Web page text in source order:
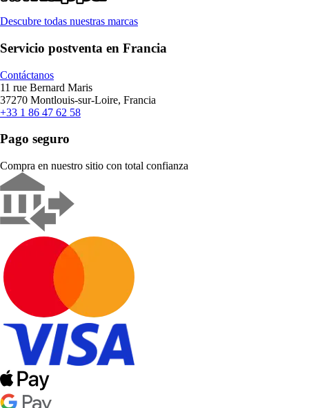
Descubre todas nuestras marcas
Servicio postventa en Francia
Contáctanos
11 rue Bernard Maris
37270 Montlouis-sur-Loire, Francia
+33 1 86 47 62 58
Pago seguro
Compra en nuestro sitio con total confianza